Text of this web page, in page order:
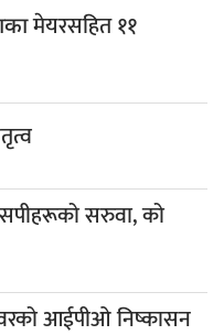
मेयरसहित ११
सरुवा, को
आईपीओ निष्कासन